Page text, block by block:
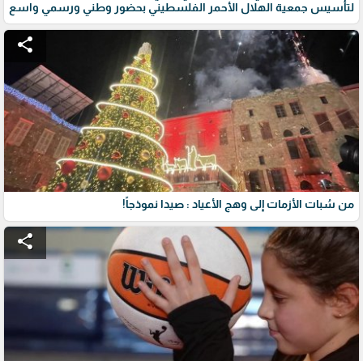
لتأسيس جمعية الهلال الأحمر الفلسطيني بحضور وطني ورسمي واسع
share
من سُبات الأزمات إلى وهج الأعياد : صيدا نموذجاً!
share